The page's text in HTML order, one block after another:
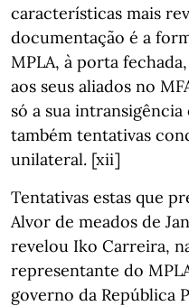
características mais
documentação é a
MPLA, à porta
aos seus aliados no
só a sua
também tentativas
unilateral. [xii]
Tentativas estas que
Alvor de meados de
revelou Iko Carreira,
representante do
governo da República